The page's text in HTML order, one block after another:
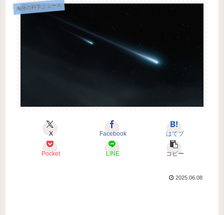
海外の科学ニュース
X Facebook はてブ
Pocket LINE コピー
2025.06.08